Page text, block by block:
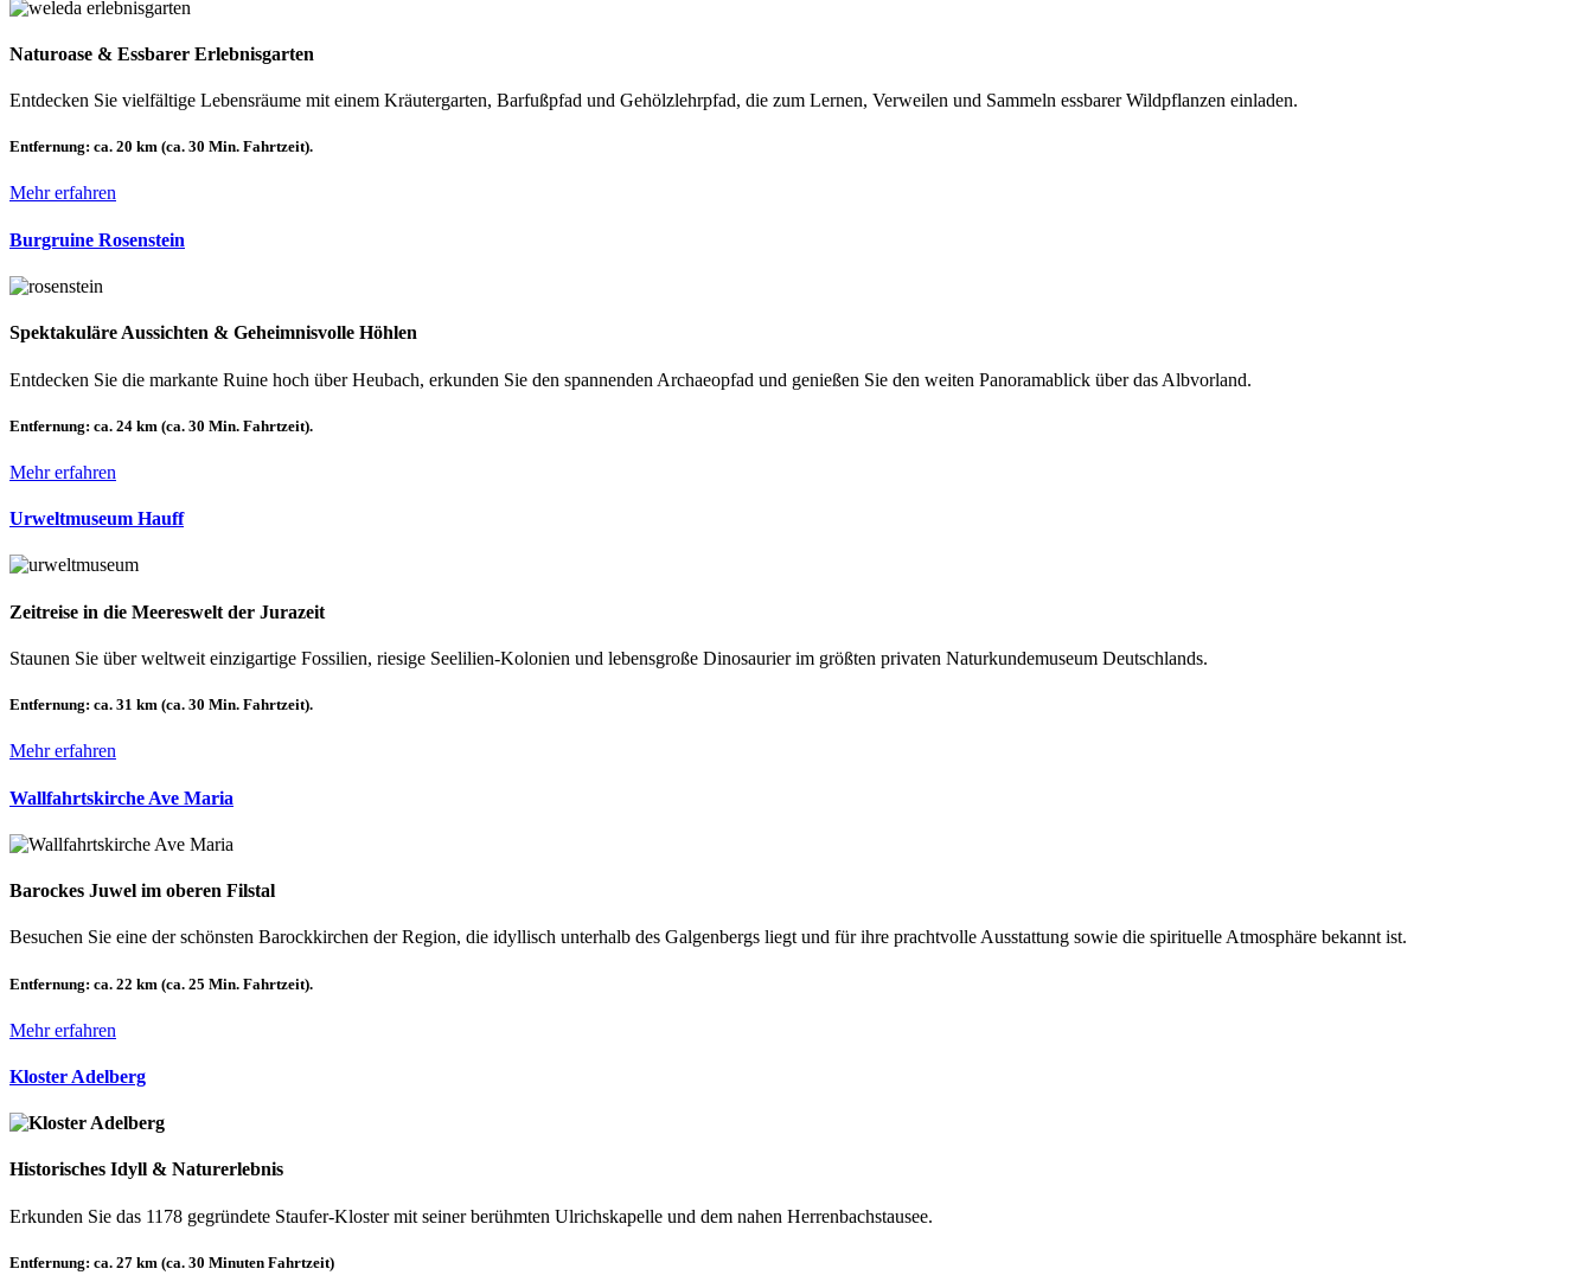
Naturoase & Essbarer Erlebnisgarten
Entdecken Sie vielfältige Lebensräume mit einem Kräutergarten, Barfußpfad und Gehölzlehrpfad, die zum Lernen, Verweilen und Sammeln essbarer Wildpflanzen einladen.
Entfernung: ca. 20 km (ca. 30 Min. Fahrtzeit).
Mehr erfahren
Burgruine Rosenstein
Spektakuläre Aussichten & Geheimnisvolle Höhlen
Entdecken Sie die markante Ruine hoch über Heubach, erkunden Sie den spannenden Archaeopfad und genießen Sie den weiten Panoramablick über das Albvorland.
Entfernung: ca. 24 km (ca. 30 Min. Fahrtzeit).
Mehr erfahren
Urweltmuseum Hauff
Zeitreise in die Meereswelt der Jurazeit
Staunen Sie über weltweit einzigartige Fossilien, riesige Seelilien-Kolonien und lebensgroße Dinosaurier im größten privaten Naturkundemuseum Deutschlands.
Entfernung: ca. 31 km (ca. 30 Min. Fahrtzeit).
Mehr erfahren
Wallfahrtskirche Ave Maria
Barockes Juwel im oberen Filstal
Besuchen Sie eine der schönsten Barockkirchen der Region, die idyllisch unterhalb des Galgenbergs liegt und für ihre prachtvolle Ausstattung sowie die spirituelle Atmosphäre bekannt ist.
Entfernung: ca. 22 km (ca. 25 Min. Fahrtzeit).
Mehr erfahren
Kloster Adelberg
Historisches Idyll & Naturerlebnis
Erkunden Sie das 1178 gegründete Staufer-Kloster mit seiner berühmten Ulrichskapelle und dem nahen Herrenbachstausee.
Entfernung: ca. 27 km (ca. 30 Minuten Fahrtzeit)